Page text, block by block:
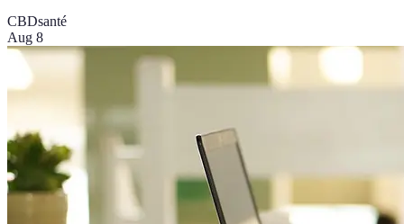
CBDsanté
Aug 8